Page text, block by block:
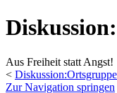
Aus Freiheit statt Angst!
<
Zur Navigation springen